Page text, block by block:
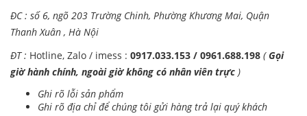
ĐC : số 6, ngõ 203 Trường Chinh, Phường Khương Mai, Quận
Thanh Xuân , Hà Nội
ĐT : Hotline, Zalo / imess : 0917.033.153 / 0961.688.198 ( Gọi
giờ hành chính, ngoài giờ không có nhân viên trực )
Ghi rõ lỗi sản phẩm
Ghi rõ địa chỉ để chúng tôi gửi hàng trả lại quý khách